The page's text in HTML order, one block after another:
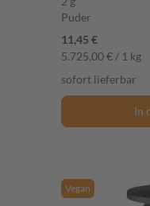
Puder
11,45 €
5.725,00 € / 1 kg
sofort lieferbar
In
Vegan